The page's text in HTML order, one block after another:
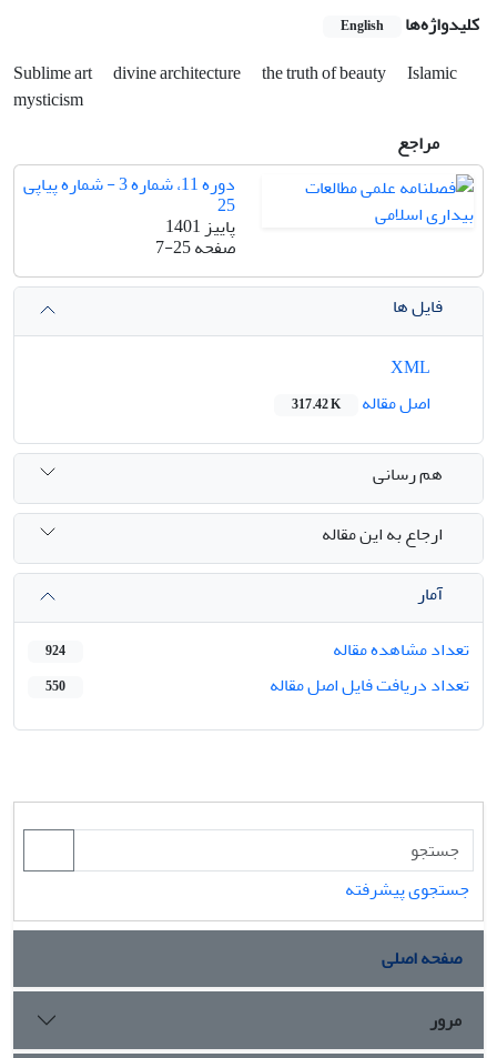
کلیدواژه‌ها English
Sublime art divine architecture the truth of beauty
Islamic
mysticism
مراجع
دوره 11، شماره 3 - شماره پیاپی
25
پاییز 1401
صفحه7-25
فایل ها
اصل مقاله
317.42 K
هم رسانی
ارجاع به این مقاله
آمار
تعداد مشاهده مقاله
924
تعداد دریافت فایل اصل مقاله 550
جستجوی پیشرفته
صفحه اصلی
مرور